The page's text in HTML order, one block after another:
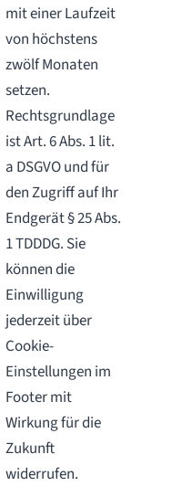
mit einer Laufzeit
von höchstens
zwölf Monaten
setzen.
Rechtsgrundlage
ist Art. 6 Abs. 1 lit.
a DSGVO und für
den Zugriff auf Ihr
Endgerät § 25 Abs.
1 TDDDG. Sie
können die
Einwilligung
jederzeit über
Cookie-
Einstellungen im
Footer mit
Wirkung für die
Zukunft
widerrufen.